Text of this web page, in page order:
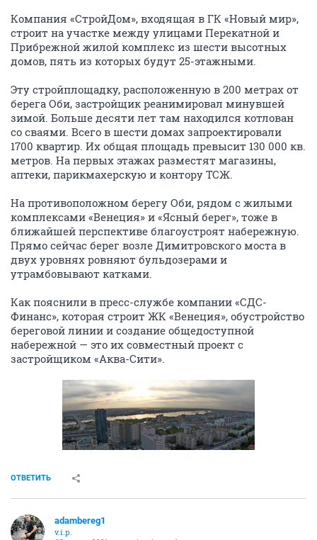
Компания «СтройДом», входящая в ГК «Новый мир»,
строит на участке между улицами Перекатной и
Прибрежной жилой комплекс из шести высотных
домов, пять из которых будут 25-этажными.
Эту стройплощадку, расположенную в 200 метрах от
берега Оби, застройщик реанимировал минувшей
зимой. Больше десяти лет там находился котлован
со сваями. Всего в шести домах запроектировали
1700 квартир. Их общая площадь превысит 130 000 кв.
метров. На первых этажах разместят магазины,
аптеки, парикмахерскую и контору ТСЖ.
На противоположном берегу Оби, рядом с жилыми
комплексами «Венеция» и «Ясный берег», тоже в
ближайшей перспективе благоустроят набережную.
Прямо сейчас берег возле Димитровского моста в
двух уровнях ровняют бульдозерами и
утрамбовывают катками.
Как пояснили в пресс-службе компании «СДС-
Финанс», которая строит ЖК «Венеция», обустройство
береговой линии и создание общедоступной
набережной — это их совместный проект с
застройщиком «Аква-Сити».
ОТВЕТИТЬ
adambereg1
v.i.p.